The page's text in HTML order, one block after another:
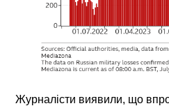
Журналісти виявили, що